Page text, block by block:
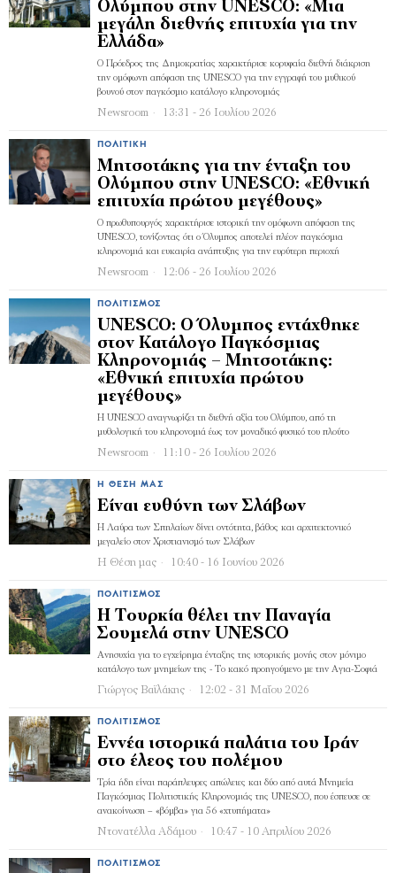
Ολύμπου στην UNESCO: «Μια
μεγάλη διεθνής επιτυχία για την
Ελλάδα»
Ο Πρόεδρος της Δημοκρατίας χαρακτήρισε κορυφαία διεθνή διάκριση
την ομόφωνη απόφαση της UNESCO για την εγγραφή του μυθικού
βουνού στον παγκόσμιο κατάλογο κληρονομιάς
Newsroom 13:31 - 26 Ιουλίου 2026
ΠΟΛΙΤΙΚΉ
Μητσοτάκης για την ένταξη του
Ολύμπου στην UNESCO: «Εθνική
επιτυχία πρώτου μεγέθους»
Ο πρωθυπουργός χαρακτήρισε ιστορική την ομόφωνη απόφαση της
UNESCO, τονίζοντας ότι ο Όλυμπος αποτελεί πλέον παγκόσμια
κληρονομιά και ευκαιρία ανάπτυξης για την ευρύτερη περιοχή
Newsroom 12:06 - 26 Ιουλίου 2026
ΠΟΛΙΤΙΣΜΌΣ
UNESCO: Ο Όλυμπος εντάχθηκε
στον Κατάλογο Παγκόσμιας
Κληρονομιάς – Μητσοτάκης:
«Εθνική επιτυχία πρώτου
μεγέθους»
Η UNESCO αναγνωρίζει τη διεθνή αξία του Ολύμπου, από τη
μυθολογική του κληρονομιά έως τον μοναδικό φυσικό του πλούτο
Newsroom 11:10 - 26 Ιουλίου 2026
Η ΘΈΣΗ ΜΑΣ
Είναι ευθύνη των Σλάβων
Η Λαύρα των Σπηλαίων δίνει οντότητα, βάθος και αρχιτεκτονικό
μεγαλείο στον Χριστιανισμό των Σλάβων
Η Θέση μας 10:40 - 16 Ιουνίου 2026
ΠΟΛΙΤΙΣΜΌΣ
Η Τουρκία θέλει την Παναγία
Σουμελά στην UNESCO
Ανησυχία για το εγχείρημα ένταξης της ιστορικής μονής στον μόνιμο
κατάλογο των μνημείων της - Το κακό προηγούμενο με την Αγια-Σοφιά
Γιώργος Βαϊλάκης 12:02 - 31 Μαΐου 2026
ΠΟΛΙΤΙΣΜΌΣ
Εννέα ιστορικά παλάτια του Ιράν
στο έλεος του πολέμου
Τρία ήδη είναι παράπλευρες απώλειες και δύο από αυτά Μνημεία
Παγκόσμιας Πολιτιστικής Κληρονομιάς της UNESCO, που έσπευσε σε
ανακοίνωση – «βόμβα» για 56 «χτυπήματα»
Ντονατέλλα Αδάμου 10:47 - 10 Απριλίου 2026
ΠΟΛΙΤΙΣΜΌΣ